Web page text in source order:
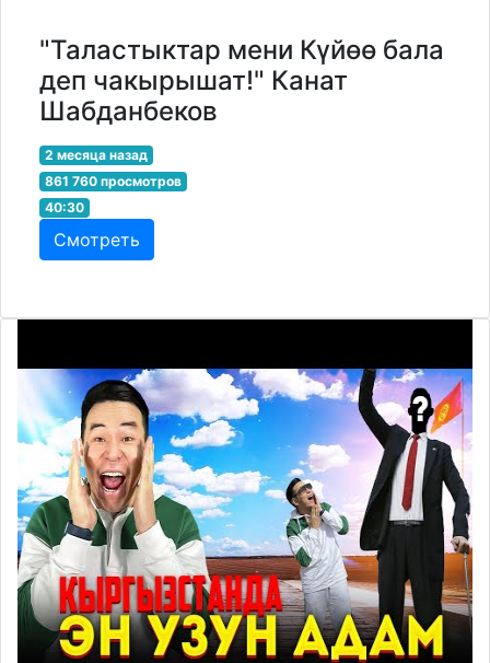
"Таластыктар мени Күйөө бала
деп чакырышат!" Канат
Шабданбеков
2 месяца назад
861 760 просмотров
40:30
Смотреть